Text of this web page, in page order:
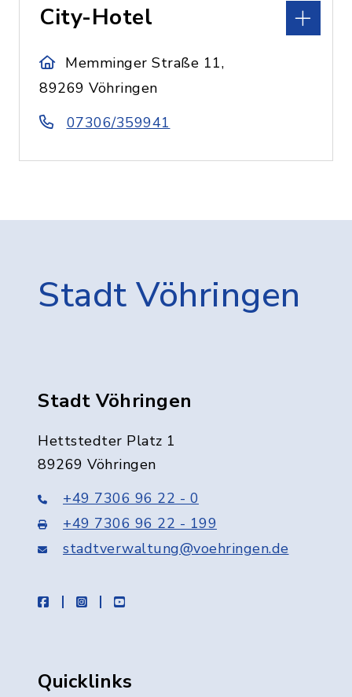
City-Hotel
Memminger Straße 11,
89269 Vöhringen
07306/359941
Stadt Vöhringen
Stadt Vöhringen
Hettstedter Platz 1
89269 Vöhringen
+49 7306 96 22 - 0
+49 7306 96 22 - 199
stadtverwaltung@voehringen.de
facebookinstagramyoutube
Quicklinks